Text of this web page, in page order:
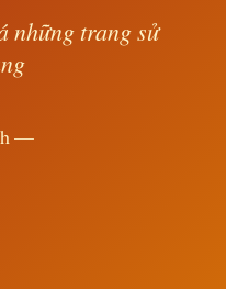
những trang sử
—